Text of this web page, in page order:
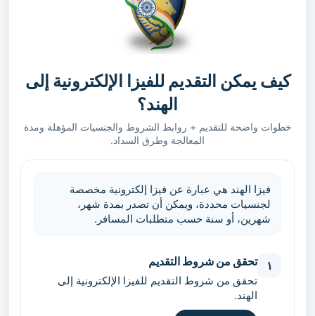
كيف يمكن التقديم للفيزا الإلكترونية إلى
الهند؟
خطوات واضحة للتقديم + روابط الشروط والجنسيات المؤهلة ومدة
المعالجة وطرق السداد.
فيزا الهند هي عبارة عن فيزا إلكترونية مخصصة
لجنسيات محددة، ويمكن أن تصدر بمدة شهر،
شهرين، أو سنة حسب متطلبات المسافر.
١ تحقق من شروط التقديم
تحقق من شروط التقديم للفيزا الإلكترونية إلى
الهند.